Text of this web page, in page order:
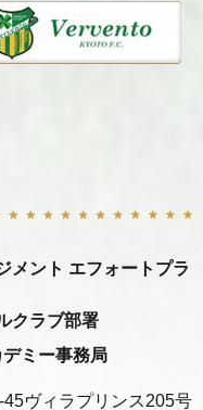
メント エフォートプラ
クラブ部署
ミー事務局
ヴィラプリンス205号